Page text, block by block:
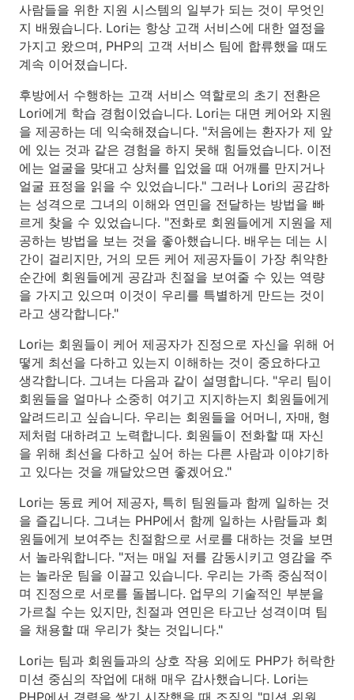
사람들을 위한 지원 시스템의 일부가 되는 것이 무엇인
지 배웠습니다. Lori는 항상 고객 서비스에 대한 열정을
가지고 왔으며, PHP의 고객 서비스 팀에 합류했을 때도
계속 이어졌습니다.
후방에서 수행하는 고객 서비스 역할로의 초기 전환은
Lori에게 학습 경험이었습니다. Lori는 대면 케어와 지원
을 제공하는 데 익숙해졌습니다. "처음에는 환자가 제 앞
에 있는 것과 같은 경험을 하지 못해 힘들었습니다. 이전
에는 얼굴을 맞대고 상처를 입었을 때 어깨를 만지거나
얼굴 표정을 읽을 수 있었습니다." 그러나 Lori의 공감하
는 성격으로 그녀의 이해와 연민을 전달하는 방법을 빠
르게 찾을 수 있었습니다. "전화로 회원들에게 지원을 제
공하는 방법을 보는 것을 좋아했습니다. 배우는 데는 시
간이 걸리지만, 거의 모든 케어 제공자들이 가장 취약한
순간에 회원들에게 공감과 친절을 보여줄 수 있는 역량
을 가지고 있으며 이것이 우리를 특별하게 만드는 것이
라고 생각합니다."
Lori는 회원들이 케어 제공자가 진정으로 자신을 위해 어
떻게 최선을 다하고 있는지 이해하는 것이 중요하다고
생각합니다. 그녀는 다음과 같이 설명합니다. "우리 팀이
회원들을 얼마나 소중히 여기고 지지하는지 회원들에게
알려드리고 싶습니다. 우리는 회원들을 어머니, 자매, 형
제처럼 대하려고 노력합니다. 회원들이 전화할 때 자신
을 위해 최선을 다하고 싶어 하는 다른 사람과 이야기하
고 있다는 것을 깨달았으면 좋겠어요."
Lori는 동료 케어 제공자, 특히 팀원들과 함께 일하는 것
을 즐깁니다. 그녀는 PHP에서 함께 일하는 사람들과 회
원들에게 보여주는 친절함으로 서로를 대하는 것을 보면
서 놀라워합니다. "저는 매일 저를 감동시키고 영감을 주
는 놀라운 팀을 이끌고 있습니다. 우리는 가족 중심적이
며 진정으로 서로를 돌봅니다. 업무의 기술적인 부분을
가르칠 수는 있지만, 친절과 연민은 타고난 성격이며 팀
을 채용할 때 우리가 찾는 것입니다."
Lori는 팀과 회원들과의 상호 작용 외에도 PHP가 허락한
미션 중심의 작업에 대해 매우 감사했습니다. Lori는
PHP에서 경력을 쌓기 시작했을 때 조직의 "미션 위원